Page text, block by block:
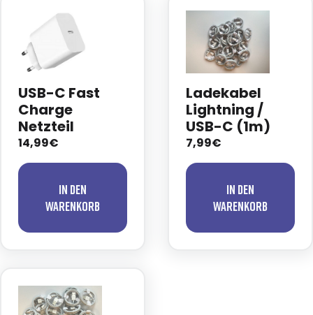
USB-C Fast
Charge
Netzteil
14,99€
In den
Warenkorb
Ladekabel
Lightning /
USB-C (1m)
7,99€
In den
Warenkorb